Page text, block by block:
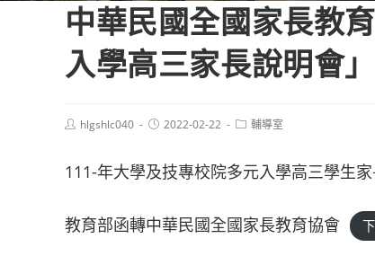
中華民國全國家長教
入學高三家長說明會」
Posthlgshlc040
Post2022-02-22
Post輔導室
111-年大學及技專校院多元入學高三學生
教育部函轉中華民國全國家長教育協會